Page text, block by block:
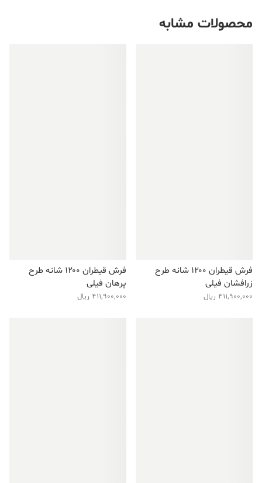
محصولات مشابه
فرش قیطران ۱۲۰۰ شانه طرح
زرافشان فیلی
411,900,000 ریال
فرش قیطران ۱۲۰۰ شانه طرح
پرهان فیلی
411,900,000 ریال